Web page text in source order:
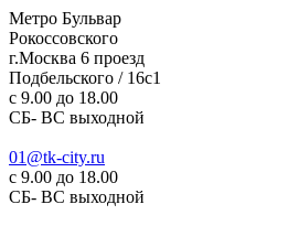
Метро Бульвар
Рокоссовского
г.Москва 6 проезд
Подбельского / 16с1
c 9.00 до 18.00
СБ- ВС выходной
01@tk-city.ru
c 9.00 до 18.00
СБ- ВС выходной